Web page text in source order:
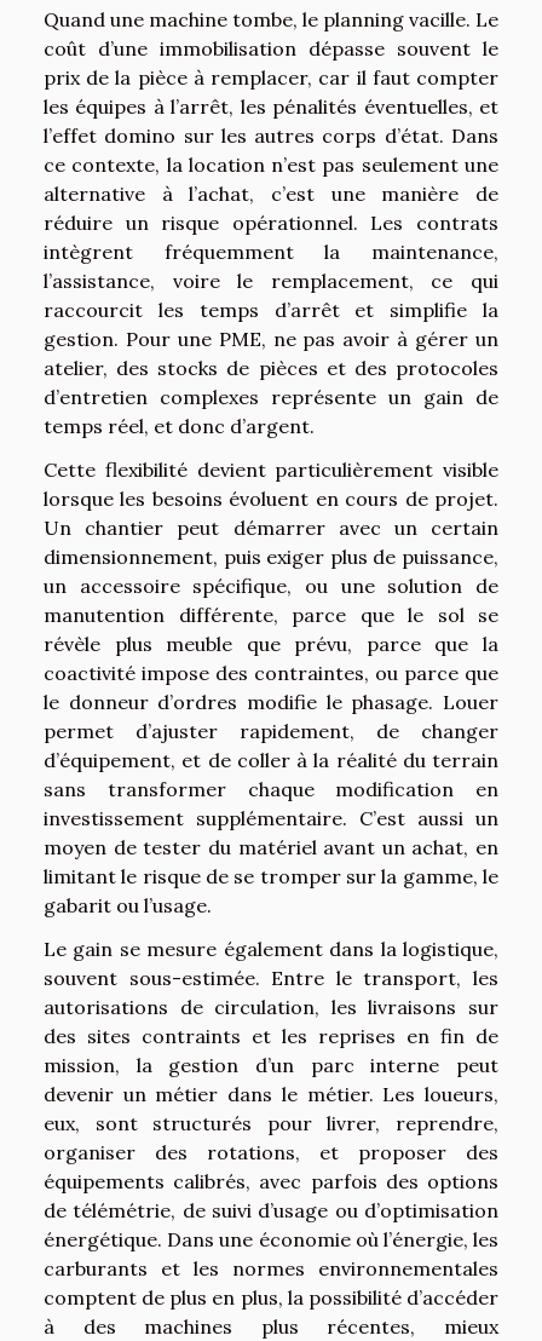
Quand une machine tombe, le planning vacille. Le
coût d’une immobilisation dépasse souvent le
prix de la pièce à remplacer, car il faut compter
les équipes à l’arrêt, les pénalités éventuelles, et
l’effet domino sur les autres corps d’état. Dans
ce contexte, la location n’est pas seulement une
alternative à l’achat, c’est une manière de
réduire un risque opérationnel. Les contrats
intègrent fréquemment la maintenance,
l’assistance, voire le remplacement, ce qui
raccourcit les temps d’arrêt et simplifie la
gestion. Pour une PME, ne pas avoir à gérer un
atelier, des stocks de pièces et des protocoles
d’entretien complexes représente un gain de
temps réel, et donc d’argent.
Cette flexibilité devient particulièrement visible
lorsque les besoins évoluent en cours de projet.
Un chantier peut démarrer avec un certain
dimensionnement, puis exiger plus de puissance,
un accessoire spécifique, ou une solution de
manutention différente, parce que le sol se
révèle plus meuble que prévu, parce que la
coactivité impose des contraintes, ou parce que
le donneur d’ordres modifie le phasage. Louer
permet d’ajuster rapidement, de changer
d’équipement, et de coller à la réalité du terrain
sans transformer chaque modification en
investissement supplémentaire. C’est aussi un
moyen de tester du matériel avant un achat, en
limitant le risque de se tromper sur la gamme, le
gabarit ou l’usage.
Le gain se mesure également dans la logistique,
souvent sous-estimée. Entre le transport, les
autorisations de circulation, les livraisons sur
des sites contraints et les reprises en fin de
mission, la gestion d’un parc interne peut
devenir un métier dans le métier. Les loueurs,
eux, sont structurés pour livrer, reprendre,
organiser des rotations, et proposer des
équipements calibrés, avec parfois des options
de télémétrie, de suivi d’usage ou d’optimisation
énergétique. Dans une économie où l’énergie, les
carburants et les normes environnementales
comptent de plus en plus, la possibilité d’accéder
à des machines plus récentes, mieux